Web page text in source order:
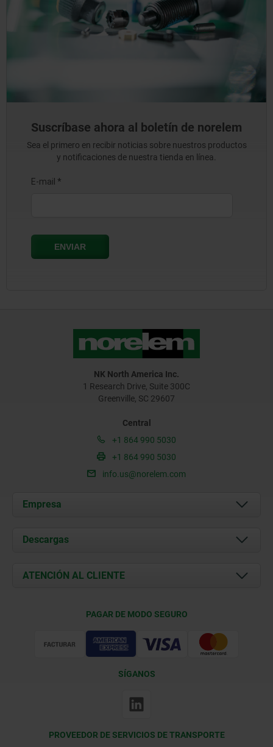
Suscríbase ahora al boletín de norelem
Sea el primero en recibir noticias sobre nuestros productos
y notificaciones de nuestra tienda en línea.
NK North America Inc.
1 Research Drive, Suite 300C
Greenville, SC 29607
Central
+1 864 990 5030
+1 864 990 5030
info.us@norelem.com
Empresa
Acerca de nosotros
Contacto
Descargas
Documents
ATENCIÓN AL CLIENTE
PAGAR DE MODO SEGURO
SÍGANOS
PROVEEDOR DE SERVICIOS DE TRANSPORTE